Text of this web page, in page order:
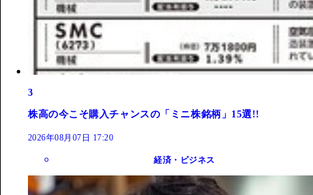
3
株高の今こそ購入チャンスの「ミニ株銘柄」15選!!
2026年08月07日 17:20
経済・ビジネス